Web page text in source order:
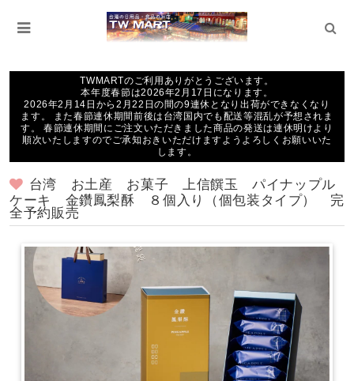
TWMARTのご利用ありがとうございます。
本年度春節は2026年2月17日になります。
2026年2月14日から2月22日の間の9連休となり出荷ができなくなり
ます。 また春節連休期間前後は台湾国内でも配送等混乱が予想されま
す。 春節連休期間にご注文いただきました商品の発送は連休明けより
順次いたしますのでご承知おきいただけますようよろしくお願いいた
します。
台湾 お土産 お菓子 上信饌玉 パイナップル
ケーキ 金鑽鳳梨酥 ８個入り（個包装タイプ） 完
全予約販売